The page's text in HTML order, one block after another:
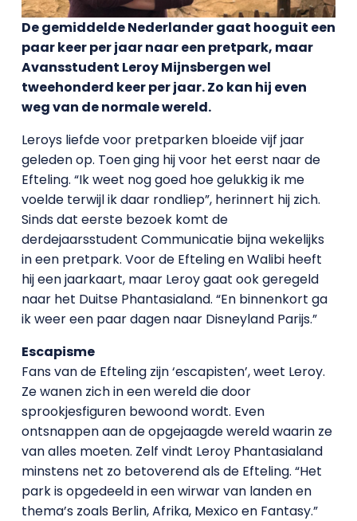
De gemiddelde Nederlander gaat hooguit een
paar keer per jaar naar een pretpark, maar
Avansstudent Leroy Mijnsbergen wel
tweehonderd keer per jaar. Zo kan hij even
weg van de normale wereld.
Leroys liefde voor pretparken bloeide vijf jaar
geleden op. Toen ging hij voor het eerst naar de
Efteling. “Ik weet nog goed hoe gelukkig ik me
voelde terwijl ik daar rondliep”, herinnert hij zich.
Sinds dat eerste bezoek komt de
derdejaarsstudent Communicatie bijna wekelijks
in een pretpark. Voor de Efteling en Walibi heeft
hij een jaarkaart, maar Leroy gaat ook geregeld
naar het Duitse Phantasialand. “En binnenkort ga
ik weer een paar dagen naar Disneyland Parijs.”
Escapisme
Fans van de Efteling zijn ‘escapisten’, weet Leroy.
Ze wanen zich in een wereld die door
sprookjesfiguren bewoond wordt. Even
ontsnappen aan de opgejaagde wereld waarin ze
van alles moeten. Zelf vindt Leroy Phantasialand
minstens net zo betoverend als de Efteling. “Het
park is opgedeeld in een wirwar van landen en
thema’s zoals Berlin, Afrika, Mexico en Fantasy.”